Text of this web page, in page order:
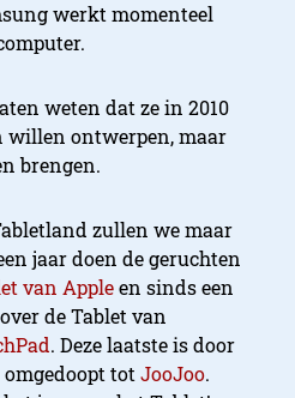
werkt momenteel
weten dat ze in 2010
willen ontwerpen, maar
brengen.
zullen we maar
jaar doen de geruchten
van Appleen sinds een
de Tablet van
. Deze laatste is door
tot JooJoo.